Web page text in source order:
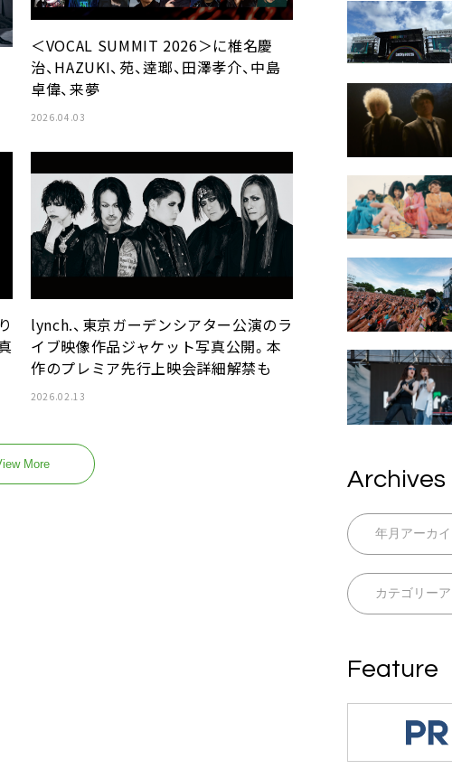
＜VOCAL SUMMIT 2026＞に椎名慶
治、HAZUKI、苑、逹瑯、⽥澤孝介、中島
卓偉、来夢
2026.04.03
lynch.、東京ガーデンシアター公演のラ
イブ映像作品ジャケット写真公開。本
作のプレミア先行上映会詳細解禁も
2026.02.13
More
Archives
Feature